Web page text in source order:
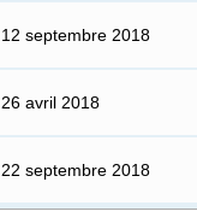
12 septembre 2018
26 avril 2018
22 septembre 2018